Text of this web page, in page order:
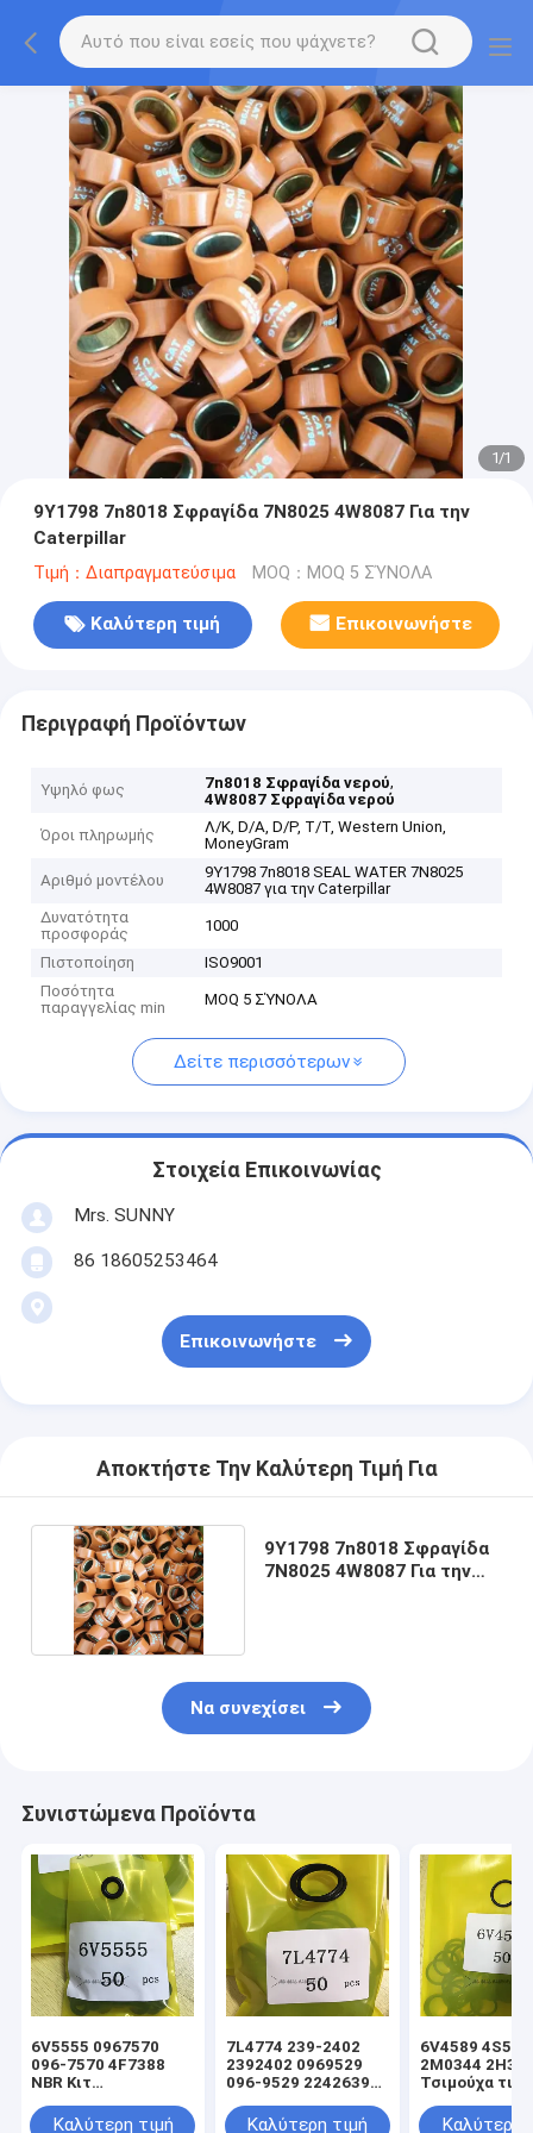
1/1
9Y1798 7n8018 Σφραγίδα 7N8025 4W8087 Για την
Caterpillar
Τιμή：Διαπραγματεύσιμα MOQ：MOQ 5 ΣΎΝΟΛΑ
Καλύτερη τιμή Επικοινωνήστε
Περιγραφή Προϊόντων
Υψηλό φως 7n8018 Σφραγίδα νερού,
4W8087 Σφραγίδα νερού
Όροι πληρωμής
Λ/Κ, D/A, D/P, T/T, Western Union,
MoneyGram
Αριθμό μοντέλου
9Y1798 7n8018 SEAL WATER 7N8025
4W8087 για την Caterpillar
Δυνατότητα
προσφοράς
1000
Πιστοποίηση
ISO9001
Ποσότητα
παραγγελίας min
MOQ 5 ΣΎΝΟΛΑ
Δείτε περισσότερων
Στοιχεία Επικοινωνίας
Mrs. SUNNY
86 18605253464
Επικοινωνήστε
Αποκτήστε Την Καλύτερη Τιμή Για
9Y1798 7n8018 Σφραγίδα
7N8025 4W8087 Για την
Να συνεχίσει
Συνιστώμενα Προϊόντα
6V5555 0967570
096-7570 4F7388
NBR Κιτ
υδραυλικού
Καλύτερη τιμή
7L4774 239-2402
2392402 0969529
096-9529 2242639
στεγανοποίησης
Καλύτερη τιμή
6V4589
2M0344
Τσιμούχα
κυλίνδρου
Καλύτερη